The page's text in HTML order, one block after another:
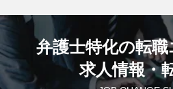
弁護士特化の転
求人情報・